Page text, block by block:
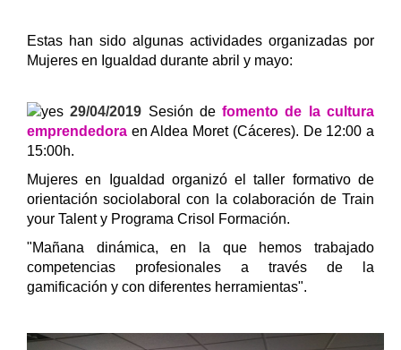
Estas han sido algunas actividades organizadas por
Mujeres en Igualdad durante abril y mayo:
29/04/2019 Sesión defomento de la cultura
emprendedora enAldea Moret (Cáceres). De 12:00 a
15:00h.
Mujeres en Igualdad organizó el taller formativo de
orientación sociolaboral con la colaboración de Train
your Talent y Programa Crisol Formación.
"Mañana dinámica, en la que hemos trabajado
competencias profesionales a través de la
gamificación y con diferentes herramientas".